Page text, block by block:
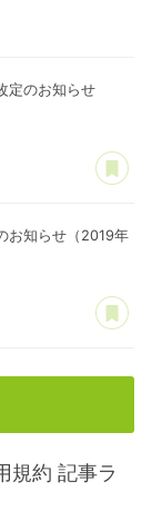
定のお知らせ
お知らせ（2019年
規約 記事ラ